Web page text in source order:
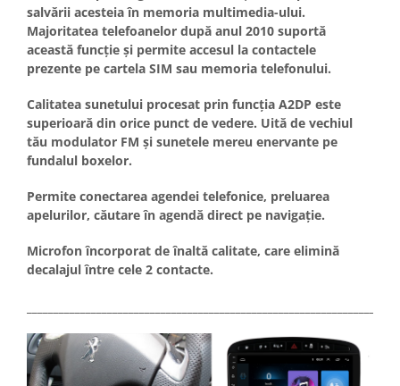
salvării acesteia în memoria multimedia-ului.
Majoritatea telefoanelor după anul 2010 suportă
această funcție și permite accesul la contactele
prezente pe cartela SIM sau memoria telefonului.
Calitatea sunetului procesat prin funcția A2DP este
superioară din orice punct de vedere. Uită de vechiul
tău modulator FM și sunetele mereu enervante pe
fundalul boxelor.
Permite conectarea agendei telefonice, preluarea
apelurilor, căutare în agendă direct pe navigație.
Microfon încorporat de înaltă calitate, care elimină
decalajul între cele 2 contacte.